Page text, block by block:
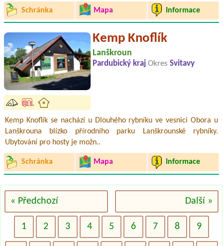
Schránka Mapa Informace
Kemp Knoflík
Lanškroun
Pardubický kraj Okres Svitavy
Kemp Knoflík se nachází u Dlouhého rybníku ve vesnici Obora u
Lanškrouna blízko přírodního parku Lanškrounské rybníky.
Ubytování pro hosty je možn..
Schránka Mapa Informace
« Předchozí Další »
1 2 3 4 5 6 7 8 9